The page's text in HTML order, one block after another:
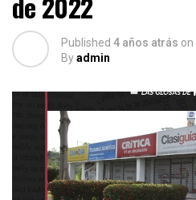
Published 4 años atrás on
Byadmin